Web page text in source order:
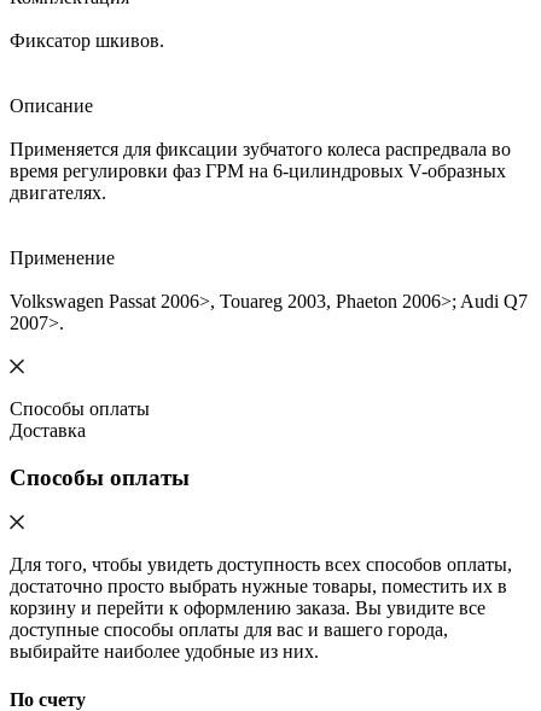
Фиксатор шкивов.
Описание
Применяется для фиксации зубчатого колеса распредвала во
время регулировки фаз ГРМ на 6-цилиндровых V-образных
двигателях.
Применение
Volkswagen Passat 2006>, Touareg 2003, Phaeton 2006>; Audi Q7
2007>.
Способы оплаты
Доставка
Способы оплаты
Для того, чтобы увидеть доступность всех способов оплаты,
достаточно просто выбрать нужные товары, поместить их в
корзину и перейти к оформлению заказа. Вы увидите все
доступные способы оплаты для вас и вашего города,
выбирайте наиболее удобные из них.
По счету